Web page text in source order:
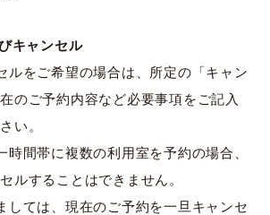
キャンセル
ルをご希望の場合は、所定の「キャン
のご予約内容など必要事項をご記入
い。
時間帯に複数の利用室を予約の場合、
ルすることはできません。
しては、現在のご予約を一旦キャンセ